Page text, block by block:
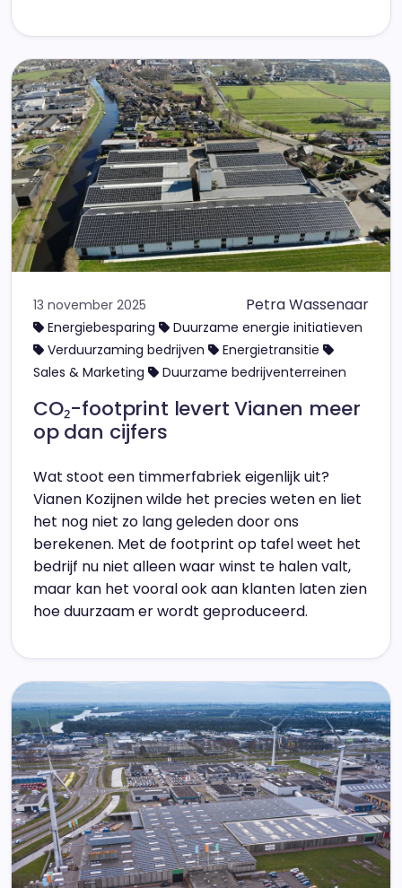
13 november 2025 Petra Wassenaar
Energiebesparing
Duurzame energie initiatieven
Verduurzaming bedrijven
Energietransitie
Sales & Marketing
Duurzame bedrijventerreinen
CO₂-footprint levert Vianen meer
op dan cijfers
Wat stoot een timmerfabriek eigenlijk uit?
Vianen Kozijnen wilde het precies weten en liet
het nog niet zo lang geleden door ons
berekenen. Met de footprint op tafel weet het
bedrijf nu niet alleen waar winst te halen valt,
maar kan het vooral ook aan klanten laten zien
hoe duurzaam er wordt geproduceerd.